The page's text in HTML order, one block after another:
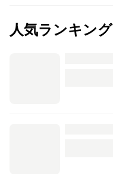
人気ランキング